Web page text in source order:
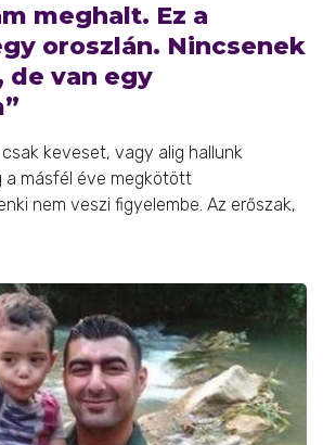
meghalt. Ez a
oroszlán. Nincsenek
van egy
keveset, vagy alig hallunk
a másfél éve megkötött
nem veszi figyelembe. Az erőszak,